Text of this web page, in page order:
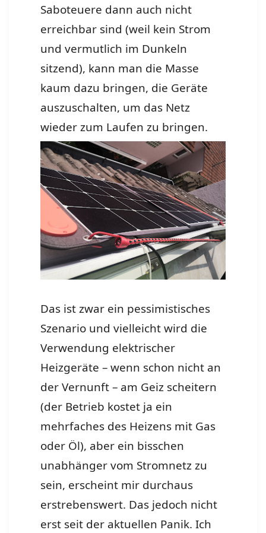
Saboteuere dann auch nicht
erreichbar sind (weil kein Strom
und vermutlich im Dunkeln
sitzend), kann man die Masse
kaum dazu bringen, die Geräte
auszuschalten, um das Netz
wieder zum Laufen zu bringen.
Das ist zwar ein pessimistisches
Szenario und vielleicht wird die
Verwendung elektrischer
Heizgeräte – wenn schon nicht an
der Vernunft – am Geiz scheitern
(der Betrieb kostet ja ein
mehrfaches des Heizens mit Gas
oder Öl), aber ein bisschen
unabhänger vom Stromnetz zu
sein, erscheint mir durchaus
erstrebenswert. Das jedoch nicht
erst seit der aktuellen Panik. Ich